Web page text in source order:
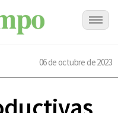
06 de octubre de 2023